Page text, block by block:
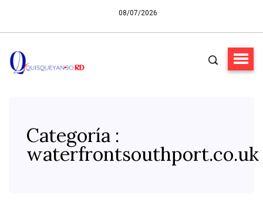
08/07/2026
Categoría :
waterfrontsouthport.co.uk